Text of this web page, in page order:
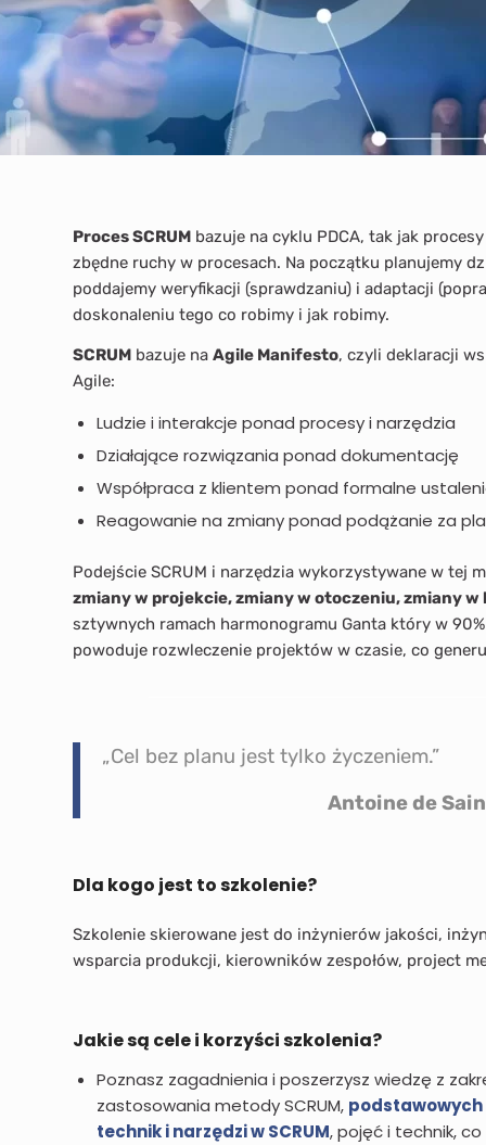
Proces SCRUM bazuje na cyklu PDCA, tak jak
zbędne ruchy w procesach. Na początku planujemy
poddajemy weryfikacji (sprawdzaniu) i adaptacji
doskonaleniu tego co robimy i jak robimy.
SCRUM bazuje na Agile Manifesto, czyli deklaracji
Agile:
Ludzie i interakcje ponad procesy i narzędzia
Działające rozwiązania ponad dokumentację
Współpraca z klientem ponad formalne
Reagowanie na zmiany ponad podążanie za
Podejście SCRUM i narzędzia wykorzystywane w tej
zmiany w projekcie, zmiany w otoczeniu, zmiany w
sztywnych ramach harmonogramu Ganta który w
powoduje rozwleczenie projektów w czasie, co
„Cel bez planu jest tylko życzeniem.”
Antoine de
Dla kogo jest to szkolenie?
Szkolenie skierowane jest do inżynierów jakości,
wsparcia produkcji, kierowników zespołów, project
Jakie są cele i korzyści szkolenia?
Poznasz zagadnienia i poszerzysz wiedzę z
zastosowania metody SCRUM, podstawowych
technik i narzędzi w SCRUM, pojęć i technik,